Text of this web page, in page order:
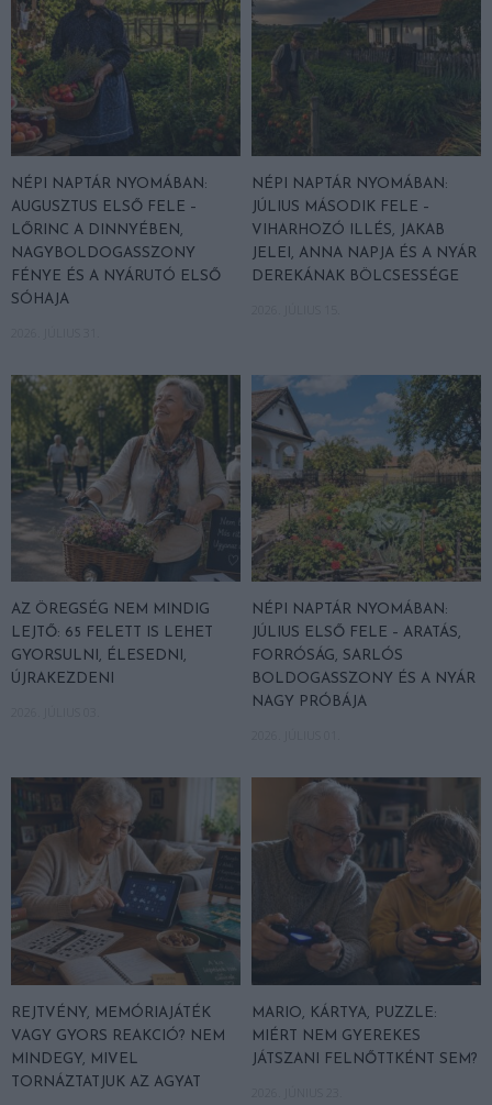
NÉPI NAPTÁR NYOMÁBAN:
AUGUSZTUS ELSŐ FELE –
LŐRINC A DINNYÉBEN,
NAGYBOLDOGASSZONY
FÉNYE ÉS A NYÁRUTÓ ELSŐ
SÓHAJA
NÉPI NAPTÁR NYOMÁBAN:
JÚLIUS MÁSODIK FELE –
VIHARHOZÓ ILLÉS, JAKAB
JELEI, ANNA NAPJA ÉS A NYÁR
DEREKÁNAK BÖLCSESSÉGE
AZ ÖREGSÉG NEM MINDIG
LEJTŐ: 65 FELETT IS LEHET
GYORSULNI, ÉLESEDNI,
ÚJRAKEZDENI
NÉPI NAPTÁR NYOMÁBAN:
JÚLIUS ELSŐ FELE – ARATÁS,
FORRÓSÁG, SARLÓS
BOLDOGASSZONY ÉS A NYÁR
NAGY PRÓBÁJA
REJTVÉNY, MEMÓRIAJÁTÉK
VAGY GYORS REAKCIÓ? NEM
MINDEGY, MIVEL
TORNÁZTATJUK AZ AGYAT
MARIO, KÁRTYA, PUZZLE:
MIÉRT NEM GYEREKES
JÁTSZANI FELNŐTTKÉNT SEM?